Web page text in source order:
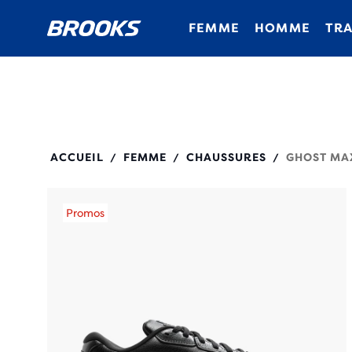
FEMME HOMME
ACCUEIL / FEMME / CHAUSSURES / GHOST
Promos